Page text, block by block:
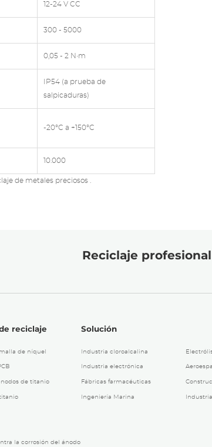
12-24 V CC
300 - 5000
0,05 - 2 N•m
IP54 (a prueba de
salpicaduras)
-20°C a +150°C
10.000
de metales preciosos
Reciclaje
reciclaje
de níquel
de titanio
la corrosión del ánodo
Solución
Industria cloroalcalina
Industria electrónica
Fábricas farmacéuticas
Ingeniería Marina